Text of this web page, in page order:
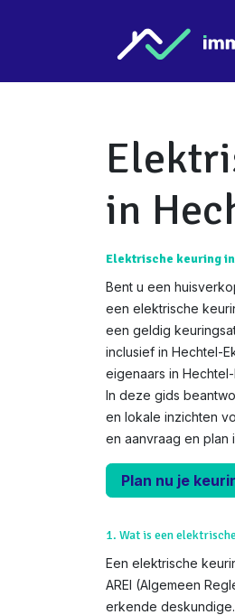
in
Elektrische keuring
Bent u een
een elektrische
een geldig
inclusief in Hechtel-
eigenaars in
In deze gids
en lokale inzichten
en aanvraag en plan
Plan nu je
1. Wat is een
Een elektrische
AREI (Algemeen
erkende